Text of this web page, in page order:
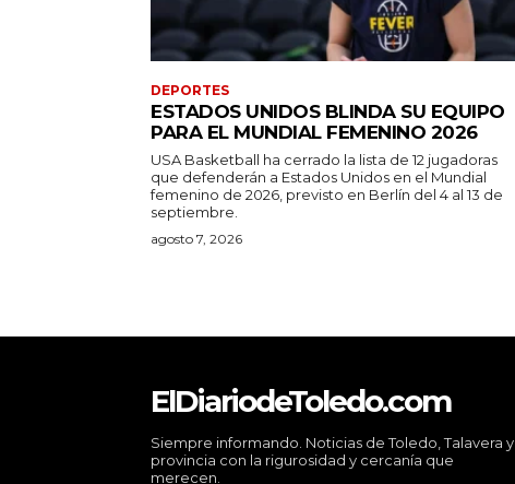
DEPORTES
ESTADOS UNIDOS BLINDA SU EQUIPO
PARA EL MUNDIAL FEMENINO 2026
USA Basketball ha cerrado la lista de 12 jugadoras
que defenderán a Estados Unidos en el Mundial
femenino de 2026, previsto en Berlín del 4 al 13 de
septiembre.
agosto 7, 2026
ElDiariodeToledo.com
Siempre informando. Noticias de Toledo, Talavera y
provincia con la rigurosidad y cercanía que
merecen.